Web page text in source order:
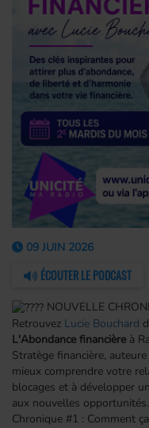
09 JUIN 2026
ÉCOUTER LE PODCAST
NOUVELLE
Retrouvez Lucie Bouchard
L'Abondance financière à
Stratège financière,
mieux comprendre votre
blocages et à développer
aux nouvelles opportunités.
Chronique #1 : Comment